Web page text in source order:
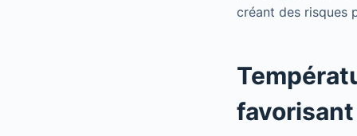
créant des risques